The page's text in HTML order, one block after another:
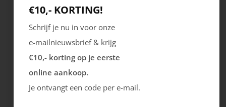
Tom Solid
€10,- KORTING!
Schrijf je nu in voor onze
e-mailnieuwsbrief & krijg
€10,- korting op je eerste
online aankoop.
Je ontvangt een code per e-mail.